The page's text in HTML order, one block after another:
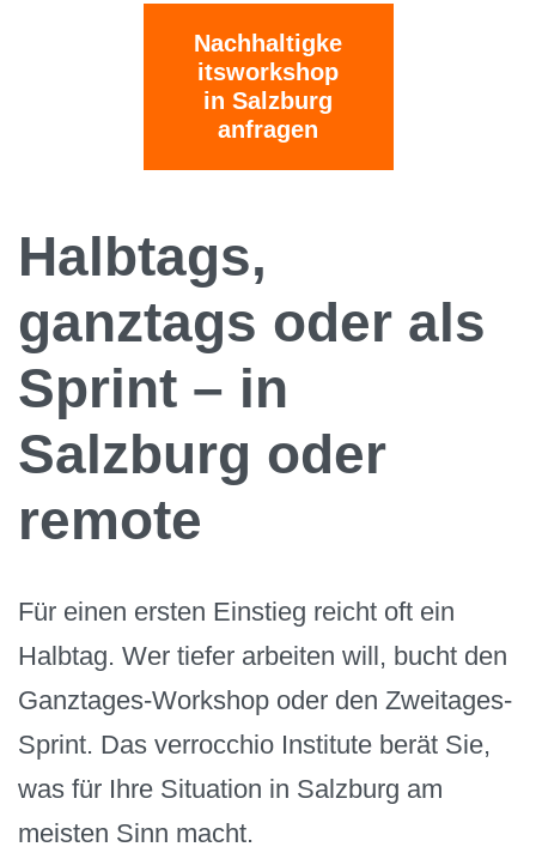
Nachhaltigke
itsworkshop
in Salzburg
anfragen
Halbtags,
ganztags oder als
Sprint – in
Salzburg oder
remote
Für einen ersten Einstieg reicht oft ein
Halbtag. Wer tiefer arbeiten will, bucht den
Ganztages-Workshop oder den Zweitages-
Sprint. Das verrocchio Institute berät Sie,
was für Ihre Situation in Salzburg am
meisten Sinn macht.